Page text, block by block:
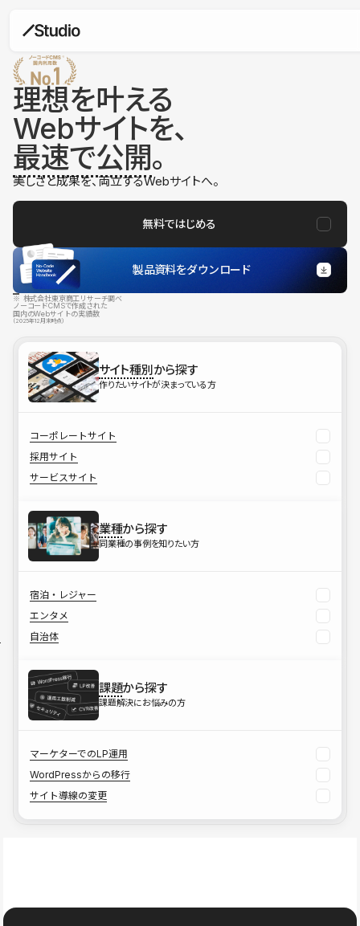
理想を叶える
Webサイトを、
最速で公開。
美しさと成果を、両立するWebサイトへ。
無料ではじめる
製品資料をダウンロード
※ 株式会社東京商工リサーチ調べ
ノーコードCMSで作成された
国内のWebサイトの実績数
（2025年12月末時点）
サイト種別から探す
作りたいサイトが決まっている方
コーポレートサイト
採用サイト
サービスサイト
業種から探す
同業種の事例を知りたい方
宿泊・レジャー
エンタメ
自治体
課題から探す
課題解決にお悩みの方
マーケターでのLP運用
WordPressからの移行
サイト導線の変更